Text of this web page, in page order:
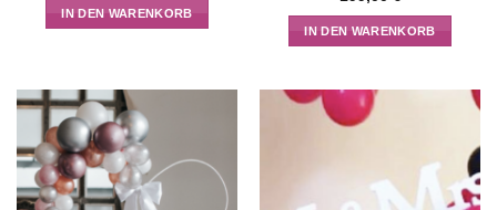
IN DEN WARENKORB
IN DEN WARENKORB